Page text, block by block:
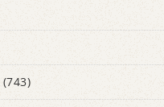
(743)